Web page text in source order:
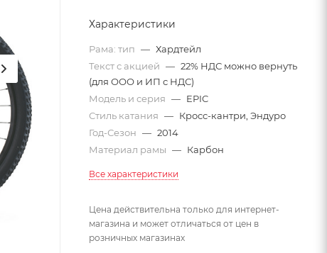
Характеристики
Рама: тип — Хардтейл
Текст с акцией — 22% НДС можно вернуть
(для ООО и ИП с НДС)
Модель и серия — EPIC
Стиль катания — Кросс-кантри, Эндуро
Год-Сезон — 2014
Материал рамы — Карбон
Все характеристики
Цена действительна только для интернет-
магазина и может отличаться от цен в
розничных магазинах